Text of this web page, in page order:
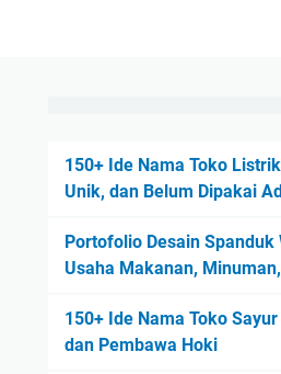
150+ Ide Nama Toko
Unik, dan Belum Dipakai
Portofolio Desain Spanduk
Usaha Makanan,
150+ Ide Nama Toko
dan Pembawa Hoki